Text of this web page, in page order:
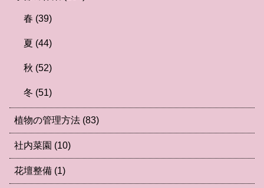
春 (39)
夏 (44)
秋 (52)
冬 (51)
植物の管理方法 (83)
社内菜園 (10)
花壇整備 (1)